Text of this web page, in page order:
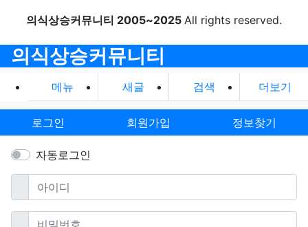
다.
회원은 자신의 ID 및 비밀번호를 제3자에게 이용하
게 해서는 안 됩니다.
회원이 자신의 ID 및 비밀번호를 도난당하거나 제3
자가 사용하고 있음을 인지한 경우에는 바로 “의식상
승커뮤니티”에 통보하여야 합니다.
■ 이용자의 의무
의식상승커뮤니티 2005~2025 All rights reserved.
의식상승커뮤니티
메뉴 새글 검색 더보기
로그인 회원가입 정보찾기
자동로그인
아이디필수
비밀번호필수